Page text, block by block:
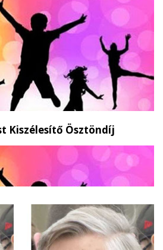
Kiszélesítő Ösztöndíj